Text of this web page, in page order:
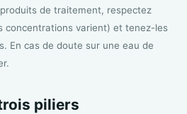
de traitement, respectez
concentrations varient) et tenez-les
En cas de doute sur une eau de
piliers